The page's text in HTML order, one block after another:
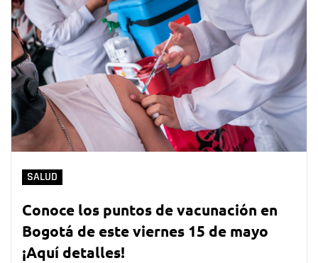
SALUD
Conoce los puntos de vacunación en
Bogotá de este viernes 15 de mayo
¡Aquí detalles!